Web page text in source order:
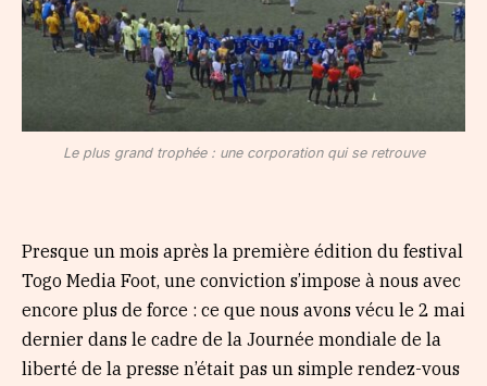
Le plus grand trophée : une corporation qui se retrouve
Presque un mois après la première édition du festival
Togo Media Foot, une conviction s’impose à nous avec
encore plus de force : ce que nous avons vécu le 2 mai
dernier dans le cadre de la Journée mondiale de la
liberté de la presse n’était pas un simple rendez-vous